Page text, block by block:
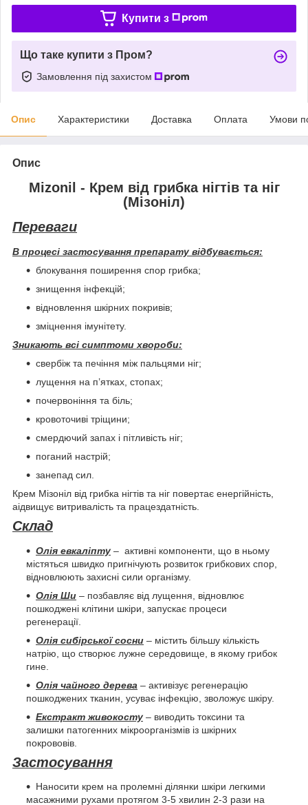
Купити з
Що таке купити з Пром?
Замовлення під захистом
Опис Характеристики Доставка Оплата Умови
Опис
Mizonil - Крем від грибка нігтів та ніг
(Мізоніл)
Переваги
В процесі застосування препарату відбувається:
блокування поширення спор грибка;
знищення інфекцій;
відновлення шкірних покривів;
зміцнення імунітету.
Зникають всі симптоми хвороби:
свербіж та печіння між пальцями ніг;
лущення на п’ятках, стопах;
почервоніння та біль;
кровоточиві тріщини;
смердючий запах і пітливість ніг;
поганий настрій;
занепад сил.
Крем Мізоніл від грибка нігтів та ніг повертає енергійність,
аідвищує витривалість та працездатність.
Склад
Олія евкаліпту – активні компоненти, що в ньому
містяться швидко пригнічують розвиток грибкових спор,
відновлюють захисні сили організму.
Олія Ши – позбавляє від лущення, відновлює
пошкоджені клітини шкіри, запускає процеси
регенерації.
Олія сибірської сосни – містить більшу кількість
натрію, що створює лужне середовище, в якому грибок
гине.
Олія чайного дерева – активізує регенерацію
пошкоджених тканин, усуває інфекцію, зволожує шкіру.
Екстракт живокосту – виводить токсини та
залишки патогенних мікроорганізмів із шкірних
покрововів.
Застосування
Наносити крем на пролемні ділянки шкіри легкими
масажними рухами протягом 3-5 хвилин 2-3 рази на